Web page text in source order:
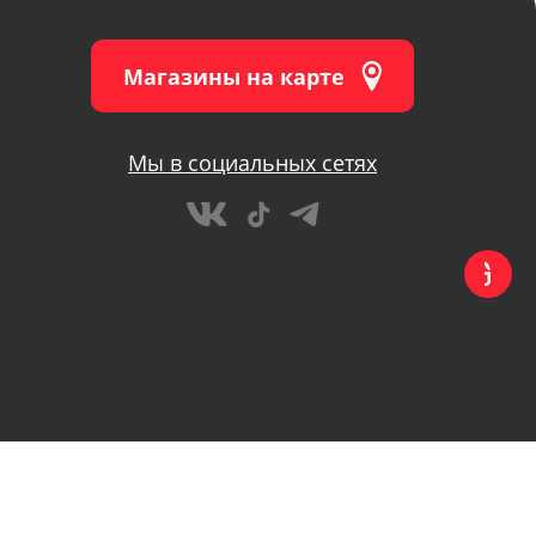
Магазины на карте
Мы в социальных сетях